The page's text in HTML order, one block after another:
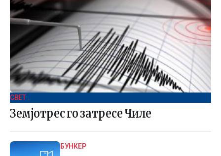
СВЕТ .
Земјотрес го затресе Чиле
БУНКЕР